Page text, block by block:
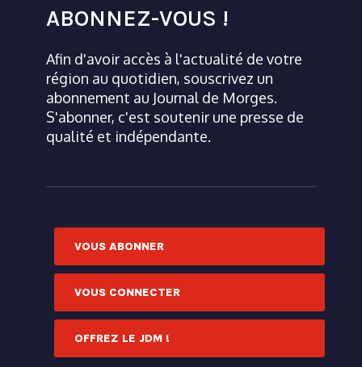
ABONNEZ-VOUS !
Afin d'avoir accès à l'actualité de votre
région au quotidien, souscrivez un
abonnement au Journal de Morges.
S'abonner, c'est soutenir une presse de
qualité et indépendante.
VOUS ABONNER
VOUS CONNECTER
OFFREZ LE JDM !